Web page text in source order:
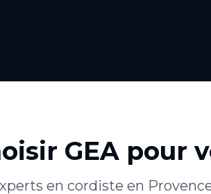
GEA pour
en cordiste en